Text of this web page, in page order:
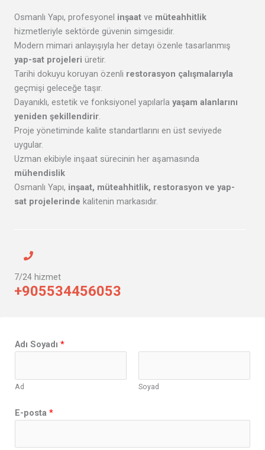
Osmanlı Yapı, profesyonel inşaat ve müteahhitlik
hizmetleriyle sektörde güvenin simgesidir.
Modern mimari anlayışıyla her detayı özenle tasarlanmış
yap-sat projeleri üretir.
Tarihi dokuyu koruyan özenli restorasyon çalışmalarıyla
geçmişi geleceğe taşır.
Dayanıklı, estetik ve fonksiyonel yapılarla yaşam alanlarını
yeniden şekillendirir.
Proje yönetiminde kalite standartlarını en üst seviyede
uygular.
Uzman ekibiyle inşaat sürecinin her aşamasında
mühendislik
Osmanlı Yapı, inşaat, müteahhitlik, restorasyon ve yap-
sat projelerinde kalitenin markasıdır.
7/24 hizmet
+905534456053
E
-
o
t
a
Adı Soyadı *
Ad Soyad
E-posta *